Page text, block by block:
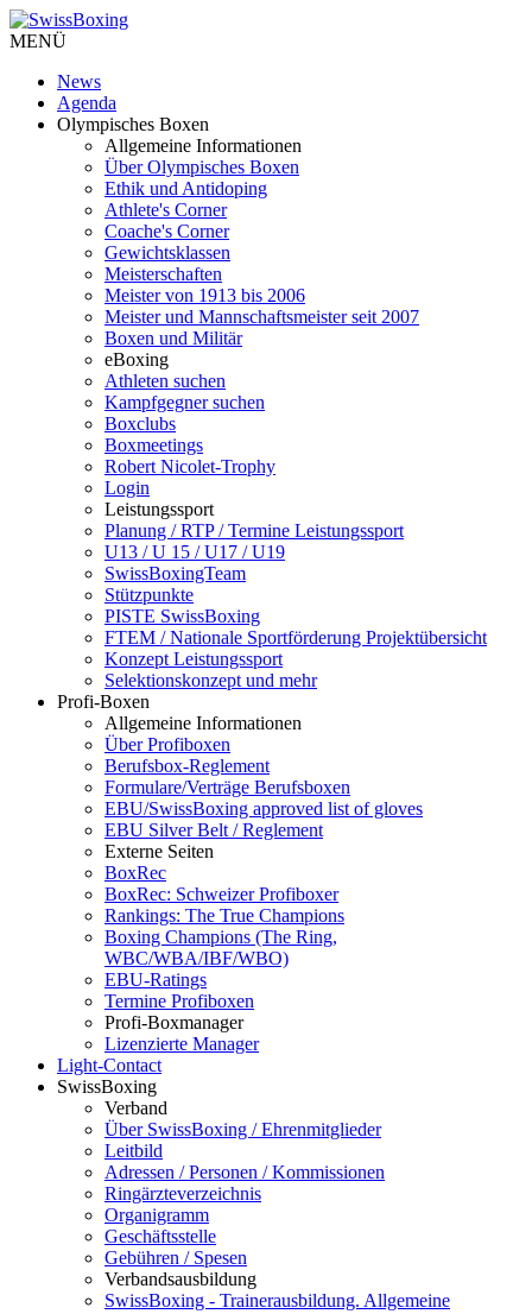
MENÜ
News
Agenda
Olympisches Boxen
Allgemeine Informationen
Über Olympisches Boxen
Ethik und Antidoping
Athlete's Corner
Coache's Corner
Gewichtsklassen
Meisterschaften
Meister von 1913 bis 2006
Meister und Mannschaftsmeister seit 2007
Boxen und Militär
eBoxing
Athleten suchen
Kampfgegner suchen
Boxclubs
Boxmeetings
Robert Nicolet-Trophy
Login
Leistungssport
Planung / RTP / Termine Leistungssport
U13 / U 15 / U17 / U19
SwissBoxingTeam
Stützpunkte
PISTE SwissBoxing
FTEM / Nationale Sportförderung Projektübersicht
Konzept Leistungssport
Selektionskonzept und mehr
Profi-Boxen
Allgemeine Informationen
Über Profiboxen
Berufsbox-Reglement
Formulare/Verträge Berufsboxen
EBU/SwissBoxing approved list of gloves
EBU Silver Belt / Reglement
Externe Seiten
BoxRec
BoxRec: Schweizer Profiboxer
Rankings: The True Champions
Boxing Champions (The Ring,
WBC/WBA/IBF/WBO)
EBU-Ratings
Termine Profiboxen
Profi-Boxmanager
Lizenzierte Manager
Light-Contact
SwissBoxing
Verband
Über SwissBoxing / Ehrenmitglieder
Leitbild
Adressen / Personen / Kommissionen
Ringärzteverzeichnis
Organigramm
Geschäftsstelle
Gebühren / Spesen
Verbandsausbildung
SwissBoxing - Trainerausbildung. Allgemeine